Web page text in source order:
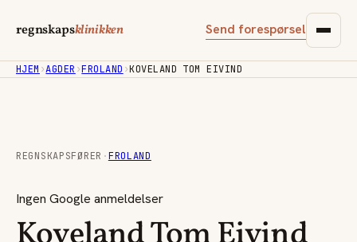
regnskapsklinikken Send forespørsel
HJEM ›AGDER ›FROLAND ›KOVELAND TOM EIVIND
REGNSKAPSFØRER ·FROLAND
Ingen Google anmeldelser